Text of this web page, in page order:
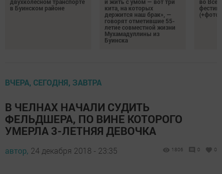
в Буинском районе
кита, на которых
держится наш брак», —
говорят отметившие 55-
летие совместной жизни
Мухамадуллины из
Буинска
(+фото)
ВЧЕРА, СЕГОДНЯ, ЗАВТРА
В ЧЕЛНАХ НАЧАЛИ СУДИТЬ
ФЕЛЬДШЕРА, ПО ВИНЕ КОТОРОГО
УМЕРЛА 3-ЛЕТНЯЯ ДЕВОЧКА
автор, 24 декабря 2018 - 23:35 1806 0 0